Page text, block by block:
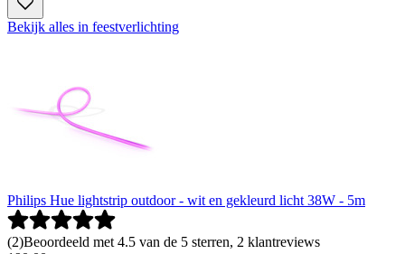
Bekijk alles in feestverlichting
Philips Hue lightstrip outdoor - wit en gekleurd licht 38W - 5m
(2)Beoordeeld met 4.5 van de 5 sterren, 2 klantreviews